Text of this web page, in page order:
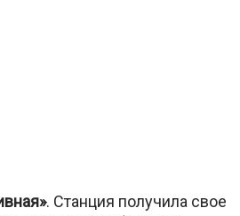
. Станция получила свое